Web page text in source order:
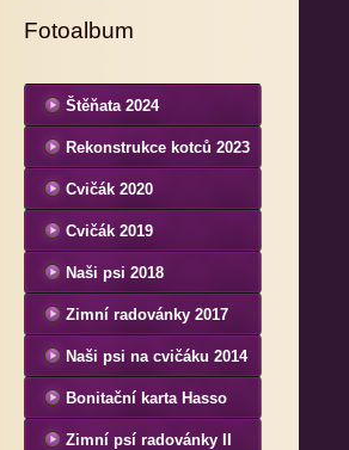
Fotoalbum
Štěňata 2024
Rekonstrukce kotců 2023
Cvičák 2020
Cvičák 2019
Naši psi 2018
Zimní radovánky 2017
Naši psi na cvičáku 2014
Bonitační karta Hasso
Sinenesis Bohemia
Zimní psí radovánky II